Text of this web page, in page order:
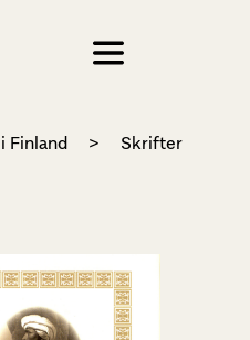
Finland >
Skrifter